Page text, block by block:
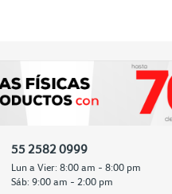
55 2582 0999
Lun a Vier: 8:00 am - 8:00 pm
Sáb: 9:00 am - 2:00 pm